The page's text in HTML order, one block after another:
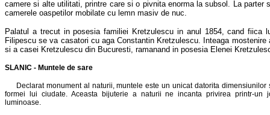
camere si alte utilitati, printre care si o pivnita enorma la subsol. La parter
camerele oaspetilor mobilate cu lemn masiv de nuc.
Palatul a trecut in posesia familiei Kretzulescu in anul 1854, cand fiica
Filipescu se va casatori cu aga Constantin Kretzulescu. Inteaga mostenire
si a casei Kretzulescu din Bucuresti, ramanand in posesia Elenei
SLANIC - Muntele de sare
Declarat monument al naturii, muntele este un unicat datorita dimensiunilor
formei lui ciudate. Aceasta bijuterie a naturii ne incanta privirea printr-un
luminoase.